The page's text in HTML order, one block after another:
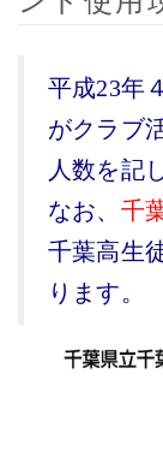
平成23年
がクラブ
人数を記
なお、 千
千葉高生
ります。